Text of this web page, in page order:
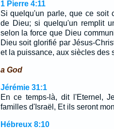
1 Pierre 4:11
Si quelqu'un parle, que ce soit
de Dieu; si quelqu'un remplit
selon la force que Dieu
Dieu soit glorifié par Jésus-
et la puissance, aux siècles des
a God
Jérémie 31:1
En ce temps-là, dit l'Eternel,
familles d'Israël, Et ils seront
Hébreux 8:10